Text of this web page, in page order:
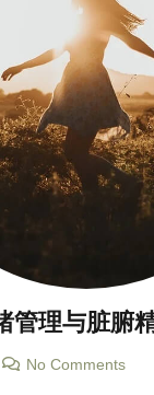
管理与脏腑
No Comments